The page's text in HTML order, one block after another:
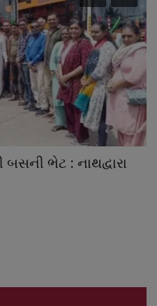
ભેટ : નાથદ્વારા